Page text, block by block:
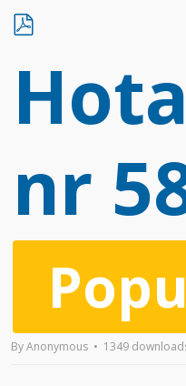
d
f
nr
ByAnonymous 1349